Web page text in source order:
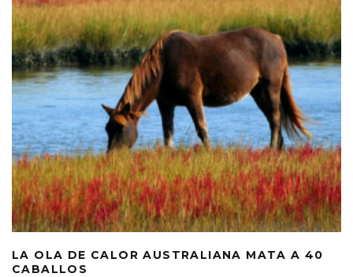
LA OLA DE CALOR AUSTRALIANA MATA A 40
CABALLOS